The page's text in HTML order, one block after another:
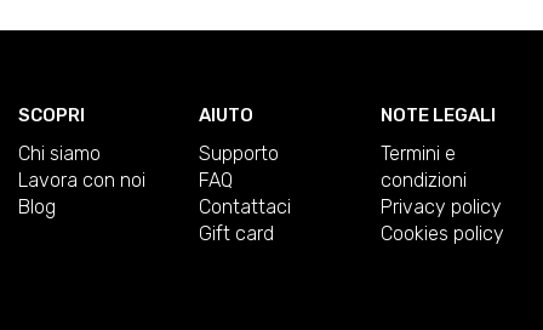
SCOPRI
Chi siamo
Lavora con noi
Blog
AIUTO
Supporto
FAQ
Contattaci
Gift card
NOTE LEGALI
Termini e
condizioni
Privacy policy
Cookies policy